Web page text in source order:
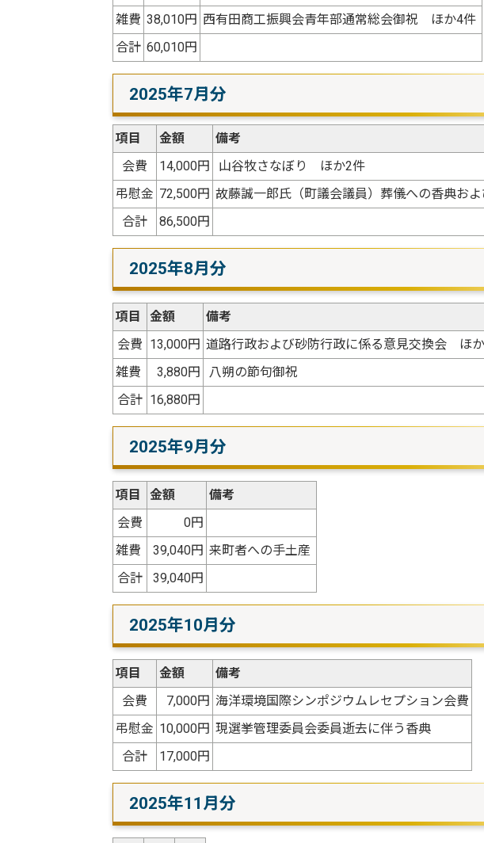
雑費 38,010円 西有田商工振興会青年部通常総会御祝 ほか4件
合計 60,010円
2025年7月分
項目 金額
備考
会費
14,000円
山谷牧さなぼり ほか2件
弔慰金 72,500円 故藤誠一郎氏（町議会議員）葬儀への香典お
合計
86,500円
2025年8月分
項目 金額
備考
会費 13,000円 道路行政および砂防行政に係る意見交換会 ほ
雑費
3,880円
八朔の節句御祝
合計 16,880円
2025年9月分
項目 金額
備考
会費
0円
雑費
39,040円 来町者への手土産
合計
39,040円
2025年10月分
項目 金額
備考
会費
7,000円 海洋環境国際シンポジウムレセプション会費
弔慰金 10,000円 現選挙管理委員会委員逝去に伴う香典
合計
17,000円
2025年11月分